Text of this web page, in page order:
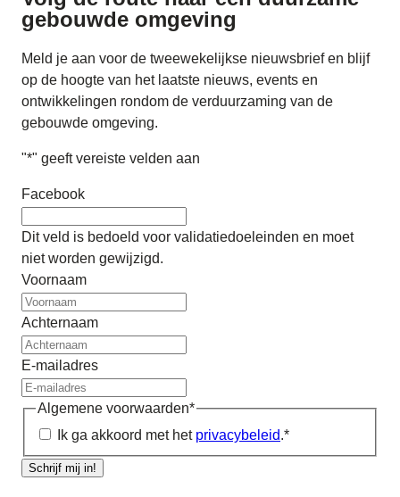
gebouwde omgeving
Meld je aan voor de tweewekelijkse nieuwsbrief en blijf
op de hoogte van het laatste nieuws, events en
ontwikkelingen rondom de verduurzaming van de
gebouwde omgeving.
"*" geeft vereiste velden aan
Facebook
Dit veld is bedoeld voor validatiedoeleinden en moet
niet worden gewijzigd.
Voornaam
Achternaam
E-mailadres
Algemene voorwaarden*
Ik ga akkoord met het privacybeleid.*
Schrijf mij in!